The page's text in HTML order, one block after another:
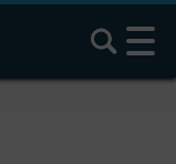
Hledat